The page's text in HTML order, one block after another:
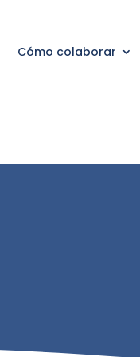
Cómo colaborar